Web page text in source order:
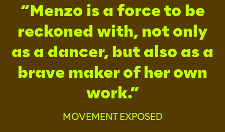
Menzo is a force to be
reckoned with, not only
as a dancer, but also as a
brave maker of her own
work.
MOVEMENT EXPOSED